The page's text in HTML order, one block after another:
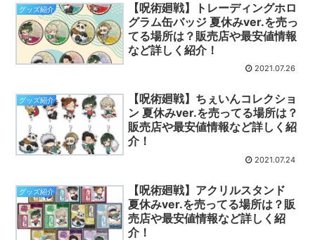
グッズ紹介
【呪術廻戦】トレーディングホロ
グラム缶バッジ 夏休みver.を売っ
てる場所は？販売店や最安値情報
など詳しく紹介！
2021.07.26
グッズ紹介
【呪術廻戦】ちぇいんコレクショ
ン 夏休みver.を売ってる場所は？
販売店や最安値情報など詳しく紹
介！
2021.07.24
グッズ紹介
【呪術廻戦】アクリルスタンド
夏休みver.を売ってる場所は？販
売店や最安値情報など詳しく紹
介！